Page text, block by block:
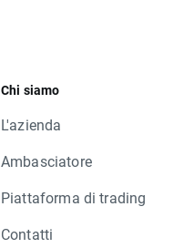
Chi siamo
L'azienda
Ambasciatore
Piattaforma di trading
Contatti